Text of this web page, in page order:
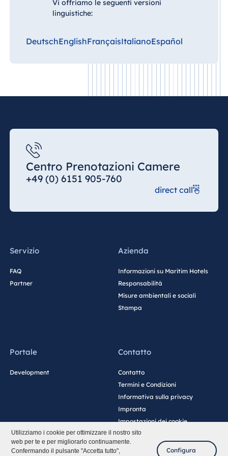
Utilizziamo i cookie per ottimizzare il nostro sito
web per te e per migliorarlo continuamente.
Confermando il pulsante "Accetta tutto",
Configura
Vi offriamo le seguenti versioni
linguistiche:
DeutschEnglishFrançaisItalianoEspañol
Centro Prenotazioni Camere
+49 (0) 6151 905-760
direct call
Servizio
FAQ
Partner
Azienda
Informazioni su Maritim Hotels
Responsabilità
Misure ambientali e sociali
Stampa
Portale
Development
Contatto
Contatto
Termini e Condizioni
Informativa sulla privacy
Impronta
Impostazioni dei cookie